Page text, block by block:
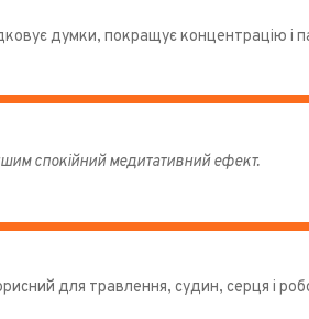
думки, покращує концентрацію і
спокійний медитативний ефект.
для травлення, судин, серця і